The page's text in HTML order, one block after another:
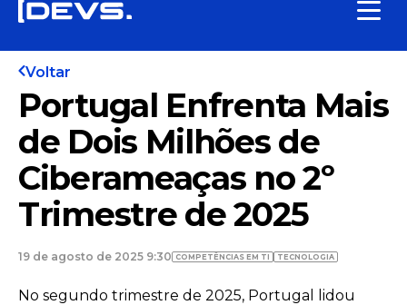
Voltar
Portugal Enfrenta Mais
de Dois Milhões de
Ciberameaças no 2º
Trimestre de 2025
19 de agosto de 2025 9:30 COMPETÊNCIAS EM TI TECNOLOGIA
No segundo trimestre de 2025, Portugal lidou